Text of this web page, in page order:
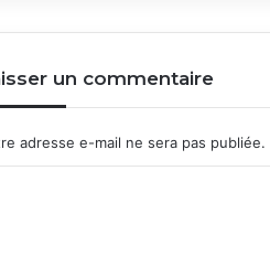
un commentaire
adresse e-mail ne sera pas publiée.